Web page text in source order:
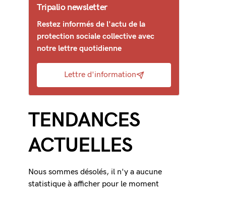
Tripalio newsletter
Restez informés de l'actu de la
protection sociale collective avec
notre lettre quotidienne
Lettre d'information
TENDANCES
ACTUELLES
Nous sommes désolés, il n'y a aucune
statistique à afficher pour le moment